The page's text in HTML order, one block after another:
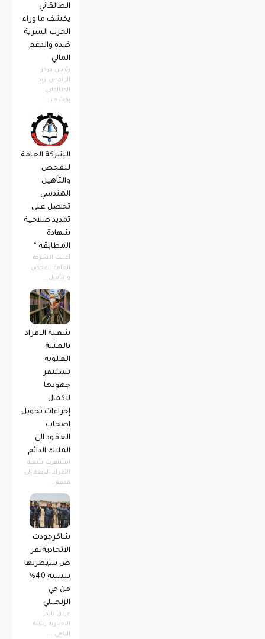
الطالقاني
يكشف ما وراء
الحرب السرية
ضده والدعم
المالي
رئيس مركز
الرافدين زيد
الطالقاني
يكشف...
الشركة العامة
للفحص
والتأهيل
الهندسي
تحصل على
تمديد صلاحية
شهادة
المطابقة *
أعلنت الشركة
العامة للفحص
والتأهيل...
شعبة الافراد
بالعتبة
العلوية
تستنفر
جهودها
لاكمال
إجراءات تحويل
اصحاب
العقود الى
الملاك الدائم
استنفرت شعبة
الأفراد التابعة إلى
قسم...
شاكرجودت
الاتحاديةتفر
ض سيطرتها
بنسبة 40%
من حي
الزنجيلي
عراق تايمز
الاخبارية _بثينة
الناهي ...